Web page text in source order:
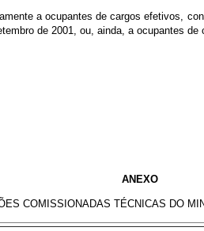
a ocupantes de cargos efetivos,
de 2001, ou, ainda, a ocupantes
ANEXO
COMISSIONADAS TÉCNICAS DO